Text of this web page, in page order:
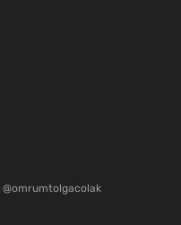
@omrumtolgacolak